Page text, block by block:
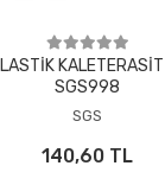
KALETERASİT
SGS998
SGS
140,60 TL